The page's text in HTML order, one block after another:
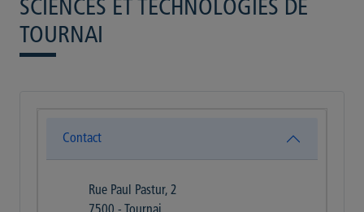
SCIENCES ET TECHNOLOGIES DE
TOURNAI
Contact
Rue Paul Pastur, 2